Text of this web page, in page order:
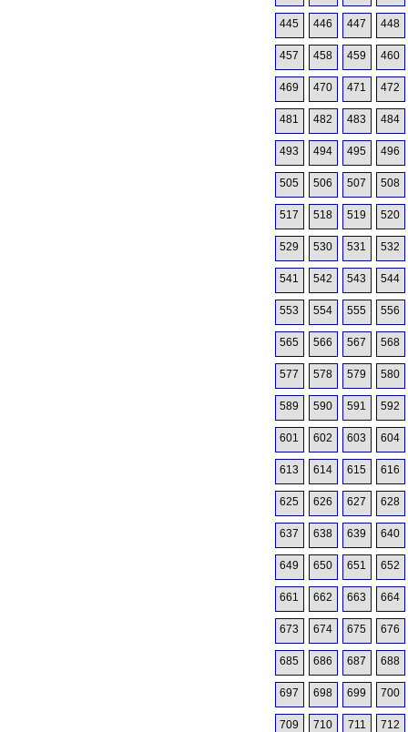
445 446 447 448
457 458 459 460
469 470 471 472
481 482 483 484
493 494 495 496
505 506 507 508
517 518 519 520
529 530 531 532
541 542 543 544
553 554 555 556
565 566 567 568
577 578 579 580
589 590 591 592
601 602 603 604
613 614 615 616
625 626 627 628
637 638 639 640
649 650 651 652
661 662 663 664
673 674 675 676
685 686 687 688
697 698 699 700
709 710 711 712